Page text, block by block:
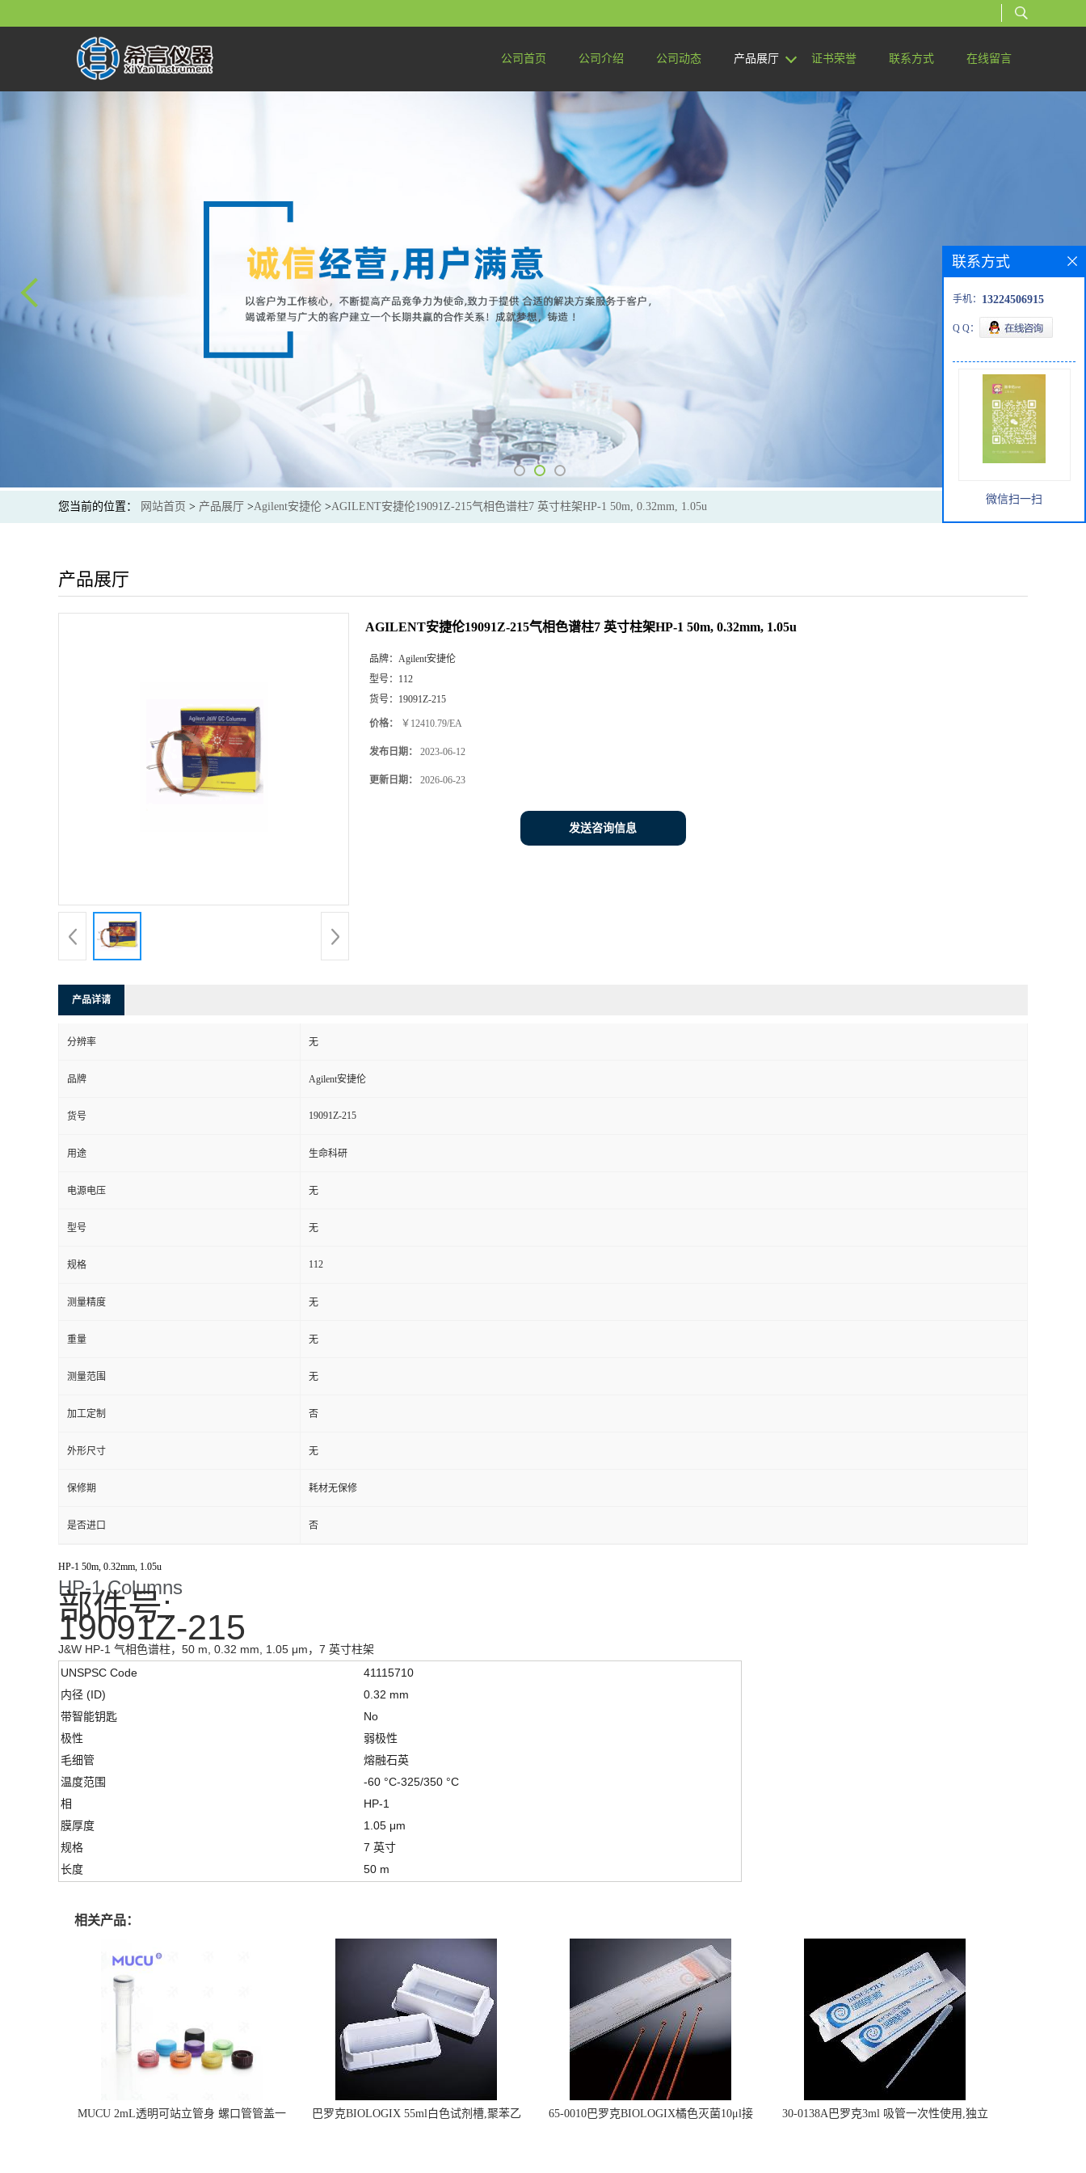
公司首页 公司介绍 公司动态 产品展厅 证书荣誉 联系方式 在线留言
您当前的位置： 网站首页 > 产品展厅 >Agilent安捷伦 >AGILENT安捷伦19091Z-215气相色谱柱7 英寸柱架HP-1 50m, 0.32mm, 1.05u
产品展厅
AGILENT安捷伦19091Z-215气相色谱柱7 英寸柱架HP-1 50m, 0.32mm, 1.05u
品牌： Agilent安捷伦
型号： 112
货号： 19091Z-215
价格： ￥12410.79/EA
发布日期： 2023-06-12
更新日期： 2026-06-23
发送咨询信息
产品详请
分辨率 无
品牌 Agilent安捷伦
货号 19091Z-215
用途 生命科研
电源电压 无
型号 无
规格 112
测量精度 无
重量 无
测量范围 无
加工定制 否
外形尺寸 无
保修期 耗材无保修
是否进口 否
HP-1 50m, 0.32mm, 1.05u
HP-1 Columns
部件号:
19091Z-215
J&W HP-1 气相色谱柱，50 m, 0.32 mm, 1.05 μm，7 英寸柱架
UNSPSC Code
41115710
内径 (ID)
0.32 mm
带智能钥匙
No
极性
弱极性
毛细管
熔融石英
温度范围
-60 °C-325/350 °C
相
HP-1
膜厚度
1.05 μm
规格
7 英寸
长度
50 m
相关产品：
MUCU 2mL透明可站立管身 螺口管管盖一
巴罗克BIOLOGIX 55ml白色试剂槽,聚苯乙
65-0010巴罗克BIOLOGIX橘色灭菌10μl接
30-0138A巴罗克3ml 吸管一次性使用,独立
联系方式
手机： 13224506915
Q Q：
微信扫一扫